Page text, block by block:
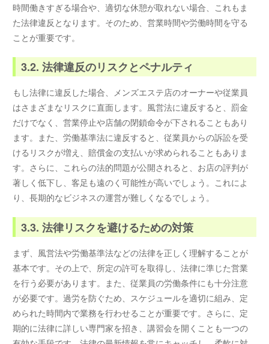
時間働きすぎる場合や、適切な休憩が取れない場合、これもま
た法律違反となります。そのため、営業時間や労働時間を守る
ことが重要です。
3.2. 法律違反のリスクとペナルティ
もし法律に違反した場合、メンズエステ店のオーナーや従業員
はさまざまなリスクに直面します。風営法に違反すると、罰金
だけでなく、営業停止や店舗の閉鎖命令が下されることもあり
ます。また、労働基準法に違反すると、従業員からの訴訟を受
けるリスクが増え、賠償金の支払いが求められることもありま
す。さらに、これらの法的問題が公開されると、お店の評判が
著しく低下し、客足も遠のく可能性が高いでしょう。これによ
り、長期的なビジネスの運営が難しくなるでしょう。
3.3. 法律リスクを避けるための対策
まず、風営法や労働基準法などの法律を正しく理解することが
基本です。その上で、所定の許可を取得し、法律に準じた営業
を行う必要があります。また、従業員の労働条件にも十分注意
が必要です。過労を防ぐため、スケジュールを適切に組み、定
められた時間内で業務を行わせることが重要です。さらに、定
期的に法律に詳しい専門家を招き、講習会を開くことも一つの